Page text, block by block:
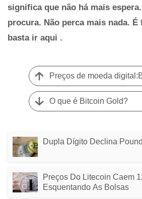
significa que não há mais
procura. Não perca mais nada. É
basta ir aqui .
O que é Bitcoin Gold?
Dupla Dígito Declina
Preços Do Litecoin Caem
Esquentando As Bolsas